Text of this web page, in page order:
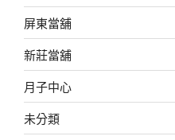
屏東當舖
新莊當舖
月子中心
未分類